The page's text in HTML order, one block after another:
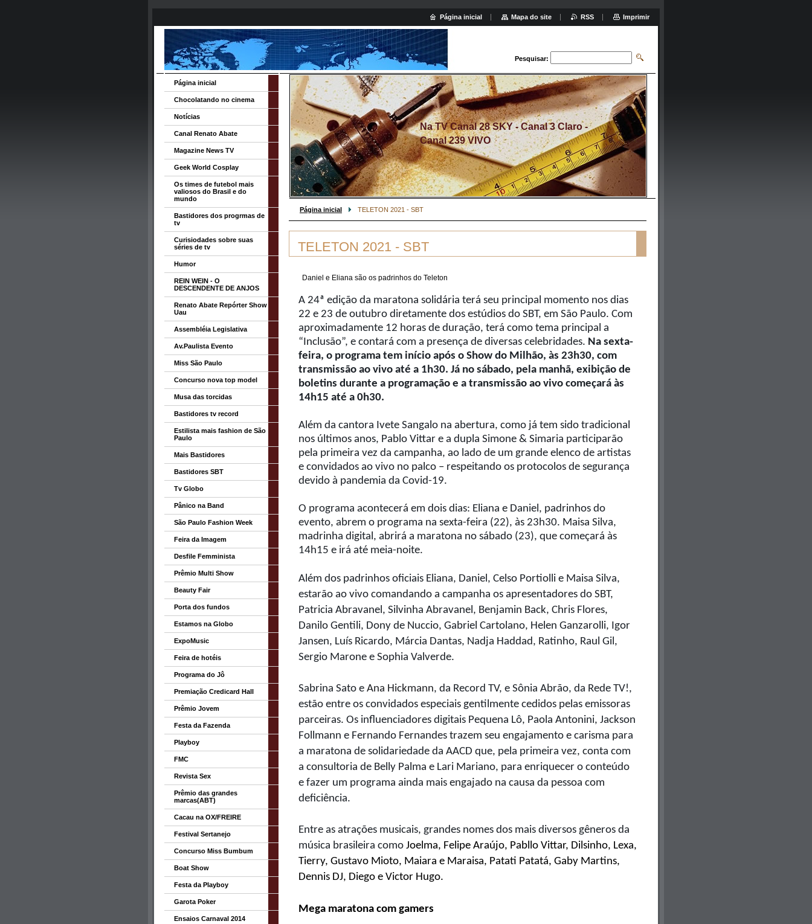
Pesquisar:
Na TV Canal 28 SKY - Canal 3 Claro -
Canal 239 VIVO
Página inicial TELETON 2021 - SBT
TELETON 2021 - SBT
Daniel e Eliana são os padrinhos do Teleton
A 24ª edição da maratona solidária terá seu principal momento nos dias
22 e 23 de outubro diretamente dos estúdios do SBT, em São Paulo. Com
aproximadamente 12 horas de duração, terá como tema principal a
“Inclusão”, e contará com a presença de diversas celebridades. Na sexta-
feira, o programa tem início após o Show do Milhão, às 23h30, com
transmissão ao vivo até a 1h30. Já no sábado, pela manhã, exibição de
boletins durante a programação e a transmissão ao vivo começará às
14h15 até a 0h30.
Além da cantora Ivete Sangalo na abertura, como já tem sido tradicional
nos últimos anos, Pablo Vittar e a dupla Simone & Simaria participarão
pela primeira vez da campanha, ao lado de um grande elenco de artistas
e convidados ao vivo no palco – respeitando os protocolos de segurança
devido à pandemia da Covid-19.
O programa acontecerá em dois dias: Eliana e Daniel, padrinhos do
evento, abrem o programa na sexta-feira (22), às 23h30. Maisa Silva,
madrinha digital, abrirá a maratona no sábado (23), que começará às
14h15 e irá até meia-noite.
Além dos padrinhos oficiais Eliana, Daniel, Celso Portiolli e Maisa Silva,
estarão ao vivo comandando a campanha os apresentadores do SBT,
Patricia Abravanel, Silvinha Abravanel, Benjamin Back, Chris Flores,
Danilo Gentili, Dony de Nuccio, Gabriel Cartolano, Helen Ganzarolli, Igor
Jansen, Luís Ricardo, Márcia Dantas, Nadja Haddad, Ratinho, Raul Gil,
Sergio Marone e Sophia Valverde.
Sabrina Sato e Ana Hickmann, da Record TV, e Sônia Abrão, da Rede TV!,
estão entre os convidados especiais gentilmente cedidos pelas emissoras
parceiras. Os influenciadores digitais Pequena Lô, Paola Antonini, Jackson
Follmann e Fernando Fernandes trazem seu engajamento e carisma para
a maratona de solidariedade da AACD que, pela primeira vez, conta com
a consultoria de Belly Palma e Lari Mariano, para enriquecer o conteúdo
e fazer um programa ainda mais engajado na causa da pessoa com
deficiência.
Entre as atrações musicais, grandes nomes dos mais diversos gêneros da
música brasileira como Joelma, Felipe Araújo, Pabllo Vittar, Dilsinho, Lexa,
Tierry, Gustavo Mioto, Maiara e Maraisa, Patati Patatá, Gaby Martins,
Dennis DJ, Diego e Victor Hugo.
Mega maratona com gamers
Página inicial
Chocolatando no cinema
Notícias
Canal Renato Abate
Magazine News TV
Geek World Cosplay
Os times de futebol mais
valiosos do Brasil e do
mundo
Bastidores dos progrmas de
tv
Curisiodades sobre suas
séries de tv
Humor
REIN WEIN - O
DESCENDENTE DE ANJOS
Renato Abate Repórter Show
Uau
Assembléia Legislativa
Av.Paulista Evento
Miss São Paulo
Concurso nova top model
Musa das torcidas
Bastidores tv record
Estilista mais fashion de São
Paulo
Mais Bastidores
Bastidores SBT
Tv Globo
Pânico na Band
São Paulo Fashion Week
Feira da Imagem
Desfile Femminista
Prêmio Multi Show
Beauty Fair
Porta dos fundos
Estamos na Globo
ExpoMusic
Feira de hotéis
Programa do Jô
Premiação Credicard Hall
Prêmio Jovem
Festa da Fazenda
Playboy
FMC
Revista Sex
Prêmio das grandes
marcas(ABT)
Cacau na OX/FREIRE
Festival Sertanejo
Concurso Miss Bumbum
Boat Show
Festa da Playboy
Garota Poker
Ensaios Carnaval 2014
Página inicial Mapa do site RSS Imprimir